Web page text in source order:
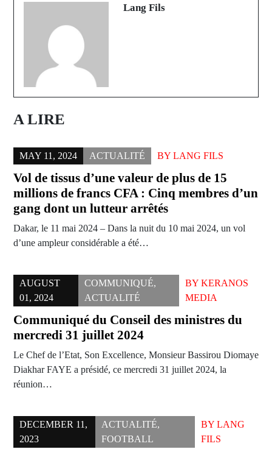
Lang Fils
A LIRE
MAY 11, 2024 ACTUALITÉ BY LANG FILS
Vol de tissus d’une valeur de plus de 15
millions de francs CFA : Cinq membres d’un
gang dont un lutteur arrêtés
Dakar, le 11 mai 2024 – Dans la nuit du 10 mai 2024, un vol
d’une ampleur considérable a été…
AUGUST
01, 2024
COMMUNIQUÉ,
ACTUALITÉ
BYKERANOS
MEDIA
Communiqué du Conseil des ministres du
mercredi 31 juillet 2024
Le Chef de l’Etat, Son Excellence, Monsieur Bassirou Diomaye
Diakhar FAYE a présidé, ce mercredi 31 juillet 2024, la
réunion…
DECEMBER 11,
2023
ACTUALITÉ,
FOOTBALL
BYLANG
FILS